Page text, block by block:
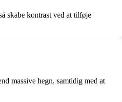
skabe kontrast ved at tilføje
massive hegn, samtidig med at